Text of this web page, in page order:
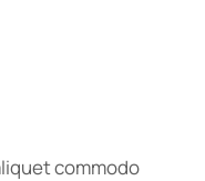
commodo